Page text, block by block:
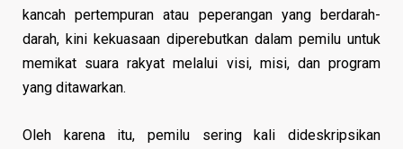
kancah pertempuran atau peperangan yang berdarah-
darah, kini kekuasaan diperebutkan dalam pemilu untuk
memikat suara rakyat melalui visi, misi, dan program
yang ditawarkan.
Oleh karena itu, pemilu sering kali dideskripsikan